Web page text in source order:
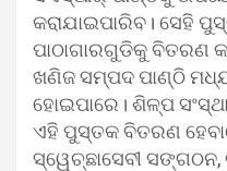
କରାଯାଇପାରିବ। ସେହି
ପାଠାଗାରଗୁଡିକୁ ବିତରଣ
ଖଣିଜ ସମ୍ପଦ ପାଣ୍ଠି
ହୋଇପାରେ। ଶିଳ୍ପ
ଏହି ପୁସ୍ତକ ବିତରଣ
ସ୍ୱେଚ୍ଛାସେବୀ